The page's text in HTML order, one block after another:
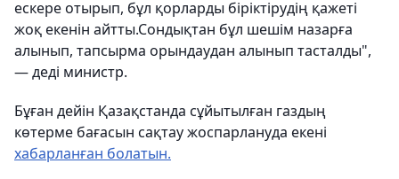
ескере отырып, бұл қорларды біріктірудің қажеті
жоқ екенін айтты.Сондықтан бұл шешім назарға
алынып, тапсырма орындаудан алынып тасталды",
— деді министр.
Бұған дейін Қазақстанда сұйытылған газдың
көтерме бағасын сақтау жоспарлануда екені
хабарланған болатын.